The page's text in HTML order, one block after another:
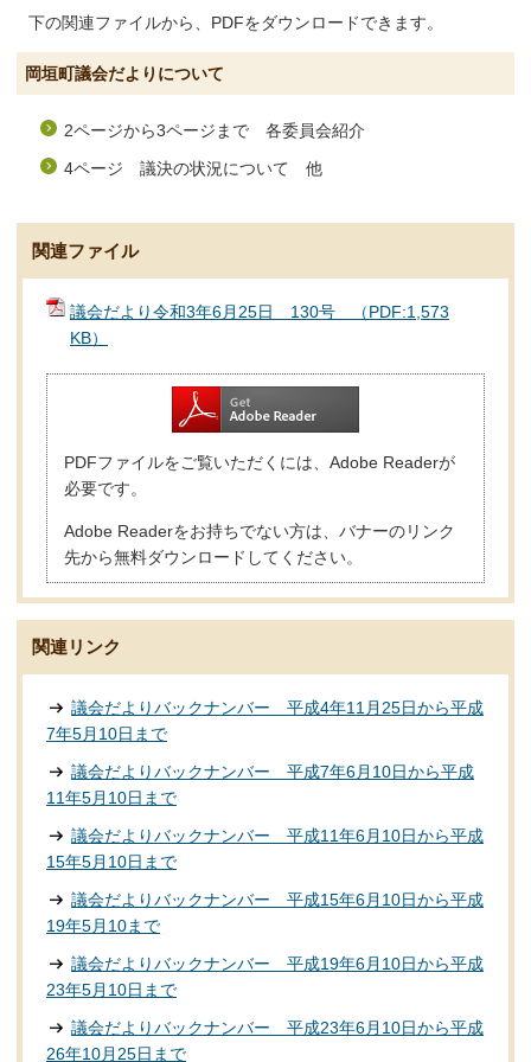
下の関連ファイルから、PDFをダウンロードできます。
岡垣町議会だよりについて
2ページから3ページまで 各委員会紹介
4ページ 議決の状況について 他
関連ファイル
議会だより令和3年6月25日 130号 （PDF:1,573
KB）
PDFファイルをご覧いただくには、Adobe Readerが
必要です。
Adobe Readerをお持ちでない方は、バナーのリンク
先から無料ダウンロードしてください。
関連リンク
議会だよりバックナンバー 平成4年11月25日から平成
7年5月10日まで
議会だよりバックナンバー 平成7年6月10日から平成
11年5月10日まで
議会だよりバックナンバー 平成11年6月10日から平成
15年5月10日まで
議会だよりバックナンバー 平成15年6月10日から平成
19年5月10まで
議会だよりバックナンバー 平成19年6月10日から平成
23年5月10日まで
議会だよりバックナンバー 平成23年6月10日から平成
26年10月25日まで